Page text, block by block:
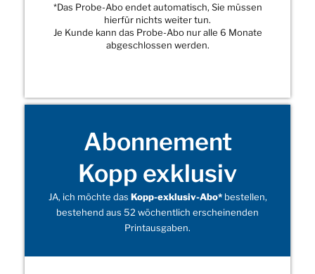
*Das Probe-Abo endet automatisch, Sie müssen
hierfür nichts weiter tun.
Je Kunde kann das Probe-Abo nur alle 6 Monate
abgeschlossen werden.
Abonnement
Kopp exklusiv
JA, ich möchte das Kopp-exklusiv-Abo*bestellen,
bestehend aus 52 wöchentlich erscheinenden
Printausgaben.